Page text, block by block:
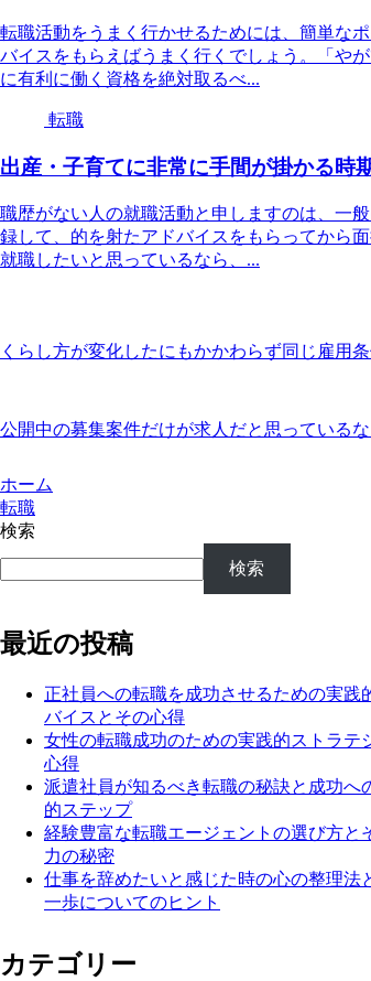
転職活動をうまく行かせるためには、簡単な
バイスをもらえばうまく行くでしょう。「や
に有利に働く資格を絶対取るべ...
転職
出産・子育てに非常に手間が掛かる時
職歴がない人の就職活動と申しますのは、一
録して、的を射たアドバイスをもらってから
就職したいと思っているなら、...
くらし方が変化したにもかかわらず同じ雇用
公開中の募集案件だけが求人だと思っている
ホーム
転職
検索
検索
最近の投稿
正社員への転職を成功させるための実践
バイスとその心得
女性の転職成功のための実践的ストラテ
心得
派遣社員が知るべき転職の秘訣と成功へ
的ステップ
経験豊富な転職エージェントの選び方と
力の秘密
仕事を辞めたいと感じた時の心の整理法
一歩についてのヒント
カテゴリー